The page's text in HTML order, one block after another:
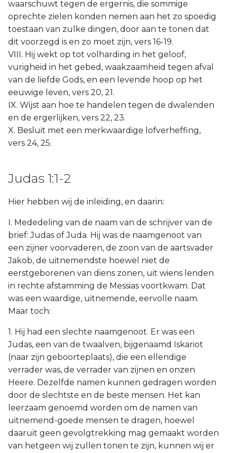
waarschuwt tegen de ergernis, die sommige
oprechte zielen konden nemen aan het zo spoedig
toestaan van zulke dingen, door aan te tonen dat
dit voorzegd is en zo moet zijn, vers 16-19.
VIII. Hij wekt op tot volharding in het geloof,
vurigheid in het gebed, waakzaamheid tegen afval
van de liefde Gods, en een levende hoop op het
eeuwige leven, vers 20, 21.
IX. Wijst aan hoe te handelen tegen de dwalenden
en de ergerlijken, vers 22, 23.
X. Besluit met een merkwaardige lofverheffing,
vers 24, 25.
Judas 1:1-2
Hier hebben wij de inleiding, en daarin:
I. Mededeling van de naam van de schrijver van de
brief: Judas of Juda. Hij was de naamgenoot van
een zijner voorvaderen, de zoon van de aartsvader
Jakob, de uitnemendste hoewel niet de
eerstgeborenen van diens zonen, uit wiens lenden
in rechte afstamming de Messias voortkwam. Dat
was een waardige, uitnemende, eervolle naam.
Maar toch:
1. Hij had een slechte naamgenoot. Er was een
Judas, een van de twaalven, bijgenaamd Iskariot
(naar zijn geboorteplaats), die een ellendige
verrader was, de verrader van zijnen en onzen
Heere. Dezelfde namen kunnen gedragen worden
door de slechtste en de beste mensen. Het kan
leerzaam genoemd worden om de namen van
uitnemend-goede mensen te dragen, hoewel
daaruit geen gevolgtrekking mag gemaakt worden
van hetgeen wij zullen tonen te zijn, kunnen wij er